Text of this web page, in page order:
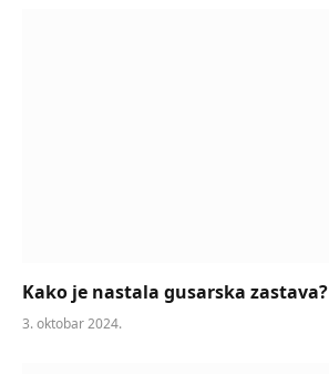
Kako je nastala gusarska zastava?
3. oktobar 2024.